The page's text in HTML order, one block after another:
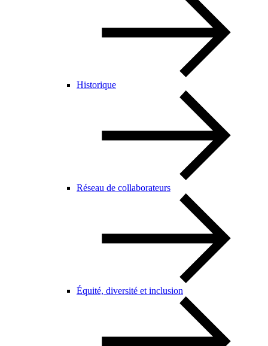
Historique
Réseau de collaborateurs
Équité, diversité et inclusion